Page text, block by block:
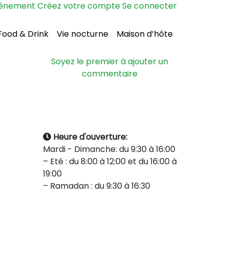
Créez votre compteSe connecter
& Drink Vie nocturne Maison d’hôte
Soyez le premier à ajouter un
commentaire
Heure d'ouverture:
Mardi - Dimanche: du 9:30 à 16:00
– Eté : du 8:00 à 12:00 et du 16:00 à
19:00
– Ramadan : du 9:30 à 16:30